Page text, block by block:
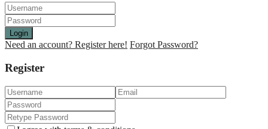
Login
Need an account? Register here! Forgot Password?
Register